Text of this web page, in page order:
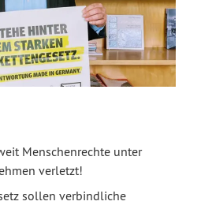
Menschenrechte unter
verletzt!
sollen verbindliche